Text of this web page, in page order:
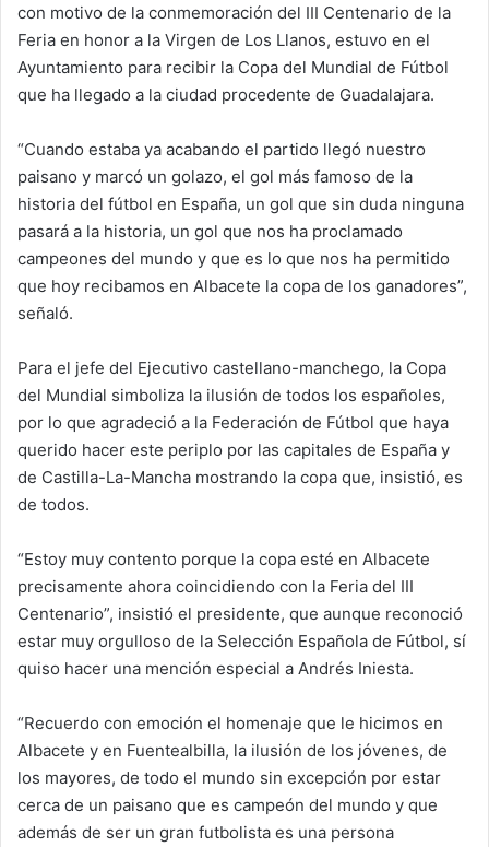
con motivo de la conmemoración del III Centenario de la
Feria en honor a la Virgen de Los Llanos, estuvo en el
Ayuntamiento para recibir la Copa del Mundial de Fútbol
que ha llegado a la ciudad procedente de Guadalajara.
“Cuando estaba ya acabando el partido llegó nuestro
paisano y marcó un golazo, el gol más famoso de la
historia del fútbol en España, un gol que sin duda ninguna
pasará a la historia, un gol que nos ha proclamado
campeones del mundo y que es lo que nos ha permitido
que hoy recibamos en Albacete la copa de los ganadores”,
señaló.
Para el jefe del Ejecutivo castellano-manchego, la Copa
del Mundial simboliza la ilusión de todos los españoles,
por lo que agradeció a la Federación de Fútbol que haya
querido hacer este periplo por las capitales de España y
de Castilla-La-Mancha mostrando la copa que, insistió, es
de todos.
“Estoy muy contento porque la copa esté en Albacete
precisamente ahora coincidiendo con la Feria del III
Centenario”, insistió el presidente, que aunque reconoció
estar muy orgulloso de la Selección Española de Fútbol, sí
quiso hacer una mención especial a Andrés Iniesta.
“Recuerdo con emoción el homenaje que le hicimos en
Albacete y en Fuentealbilla, la ilusión de los jóvenes, de
los mayores, de todo el mundo sin excepción por estar
cerca de un paisano que es campeón del mundo y que
además de ser un gran futbolista es una persona